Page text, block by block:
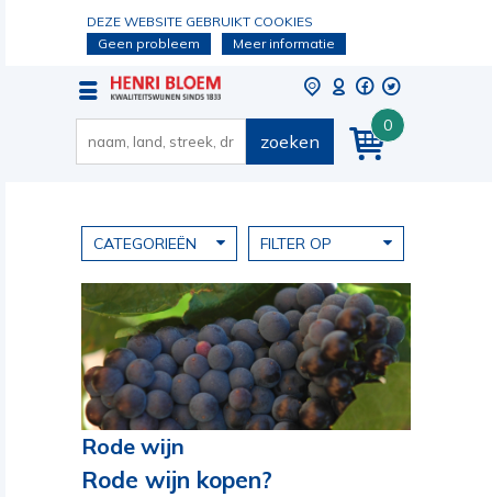
DEZE WEBSITE GEBRUIKT COOKIES
Geen probleem
Meer informatie
0
zoeken
CATEGORIEËN FILTER OP
Rode wijn
Rode wijn kopen?